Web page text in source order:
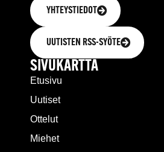
YHTEYSTIEDOT
UUTISTEN RSS-SYÖTE
SIVUKARTTA
Etusivu
Uutiset
Ottelut
Miehet